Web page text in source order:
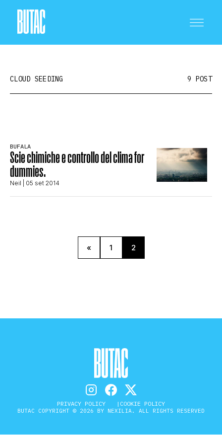
SCIENZA E TECNOLOGIA
SALUTE E MEDICINA
STORIA E CITAZIONI
CLOUD SEEDING 9 POST
BUFALA
Scie chimiche e controllo del clima for
dummies.
Neil | 05 set 2014
« 1 2
PRIVACY POLICY COOKIE POLICY
BUTAC COPYRIGHT © 2026 BY NEXILIA. ALL RIGHTS RESERVED